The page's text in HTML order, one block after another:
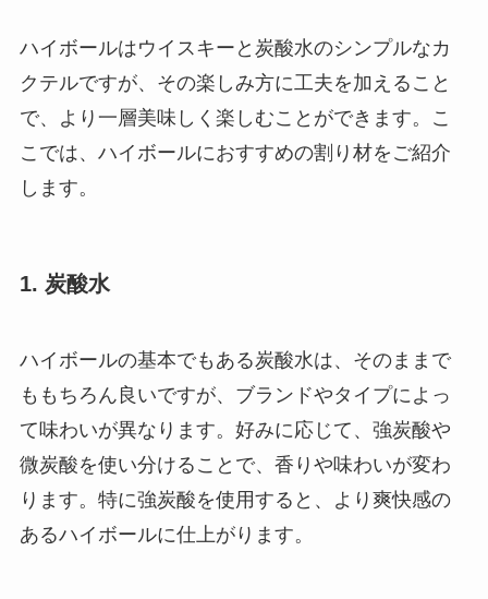
ハイボールはウイスキーと炭酸水のシンプルなカ
クテルですが、その楽しみ方に工夫を加えること
で、より一層美味しく楽しむことができます。こ
こでは、ハイボールにおすすめの割り材をご紹介
します。
1. 炭酸水
ハイボールの基本でもある炭酸水は、そのままで
ももちろん良いですが、ブランドやタイプによっ
て味わいが異なります。好みに応じて、強炭酸や
微炭酸を使い分けることで、香りや味わいが変わ
ります。特に強炭酸を使用すると、より爽快感の
あるハイボールに仕上がります。